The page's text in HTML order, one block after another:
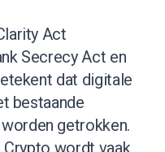
Act
Secrecy Act en
dat digitale
bestaande
getrokken.
Crypto wordt vaak